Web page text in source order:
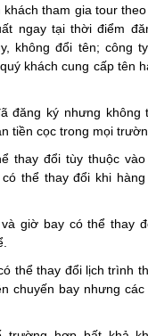
khách tham gia tour
ngay tại thời điểm
không đổi tên; công
khách cung cấp tên
đăng ký nhưng không
tiền cọc trong mọi
thay đổi tùy thuộc
thể thay đổi khi
giờ bay có thể thay
thể thay đổi lịch trình
chuyến bay nhưng